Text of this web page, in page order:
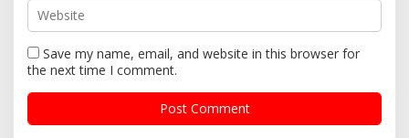
Save my name, email, and website in this browser for
the next time I comment.